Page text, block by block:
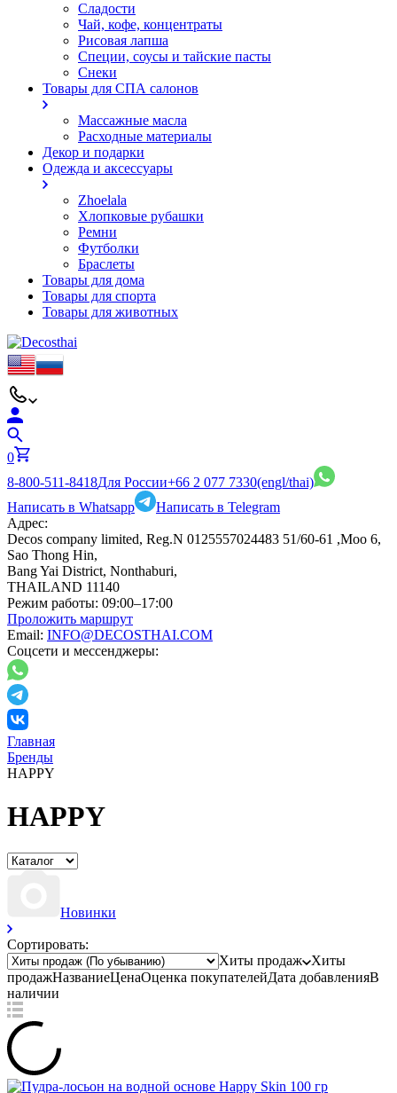
Сладости
Чай, кофе, концентраты
Рисовая лапша
Специи, соусы и тайские пасты
Снеки
Товары для СПА салонов
Массажные масла
Расходные материалы
Декор и подарки
Одежда и аксессуары
Zhoelala
Хлопковые рубашки
Ремни
Футболки
Браслеты
Товары для дома
Товары для спорта
Товары для животных
0
8-800-511-8418Для России+66 2 077 7330(engl/thai)
Написать в Whatsapp
Написать в Telegram
Адрес:
Decos company limited, Reg.N 0125557024483 51/60-61 ,Moo 6,
Sao Thong Hin,
Bang Yai District, Nonthaburi,
THAILAND 11140
Режим работы: 09:00–17:00
Проложить маршрут
Email: INFO@DECOSTHAI.COM
Соцсети и мессенджеры:
Главная
Бренды
HAPPY
HAPPY
Новинки
Сортировать:
Хиты продаж
Хиты
продажНазваниеЦенаОценка покупателейДата добавленияВ
наличии